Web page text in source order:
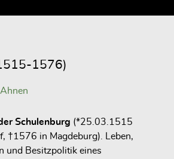
1576)
Ahnen
Schulenburg (*25.03.1515
†1576 in Magdeburg). Leben,
und Besitzpolitik eines